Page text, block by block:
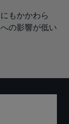
もかかわら
の影響が低い